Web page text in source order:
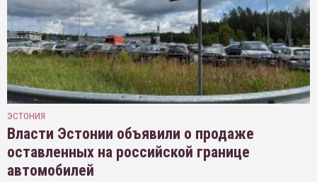
ЭСТОНИЯ
Власти Эстонии объявили о продаже
оставленных на российской границе
автомобилей